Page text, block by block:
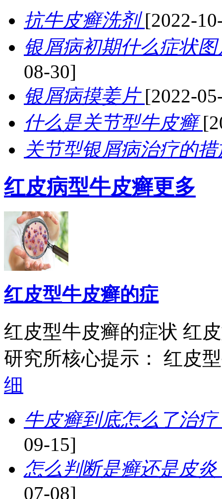
抗牛皮癣洗剂[2022-
银屑病初期什么症状
08-30]
银屑病摸姜片[2022-
什么是关节型牛皮癣
关节型银屑病治疗的
红皮病型牛皮癣更多
红皮型牛皮癣的症
红皮型牛皮癣的症状 红
研究所核心提示： 红皮
细
牛皮癣到底怎么了治
09-15]
怎么判断是癣还是皮
07-08]